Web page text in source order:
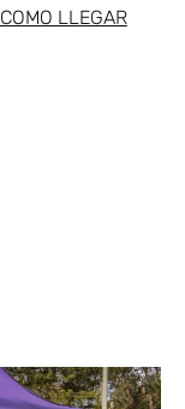
COMO LLEGAR